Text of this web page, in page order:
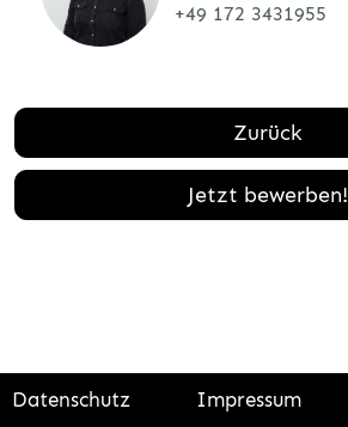
+49 172 3431955
Zurück
Jetzt bewerben!
Datenschutz Impressum